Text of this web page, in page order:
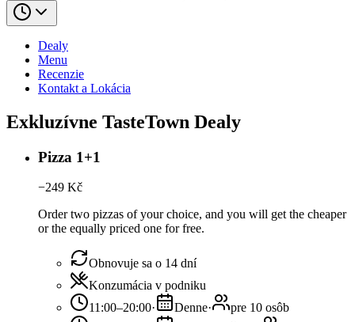
Dealy
Menu
Recenzie
Kontakt a Lokácia
Exkluzívne TasteTown Dealy
Pizza 1+1
−249 Kč
Order two pizzas of your choice, and you will get the cheaper
or the equally priced one for free.
Obnovuje sa o 14 dní
Konzumácia v podniku
11:00–20:00· Denne·
pre 10 osôb